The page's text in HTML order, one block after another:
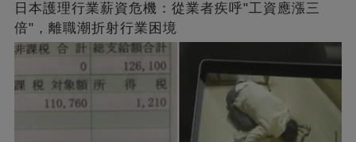
日本護理行業薪資危機：從業者疾呼"工資應漲三
倍"，離職潮折射行業困境